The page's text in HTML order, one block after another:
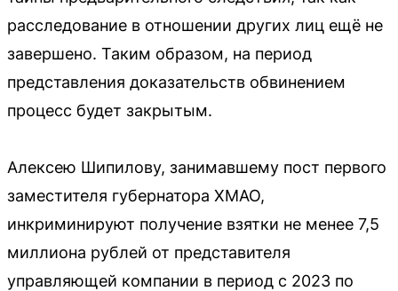
расследование в отношении других лиц ещё не
завершено. Таким образом, на период
представления доказательств обвинением
процесс будет закрытым.
Алексею Шипилову, занимавшему пост первого
заместителя губернатора ХМАО,
инкриминируют получение взятки не менее 7,5
миллиона рублей от представителя
управляющей компании в период с 2023 по